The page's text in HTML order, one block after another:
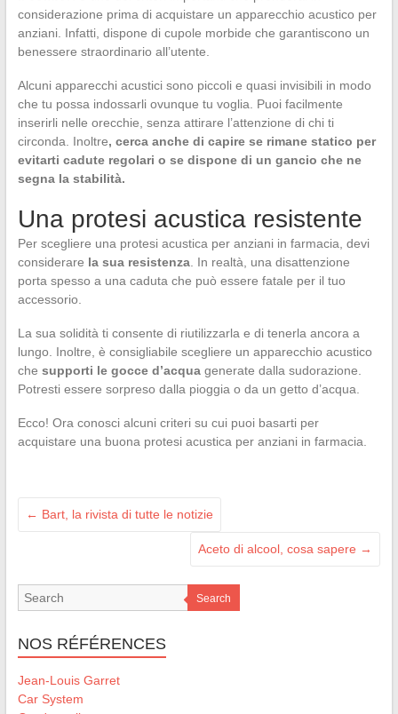
considerazione prima di acquistare un apparecchio acustico per
anziani. Infatti, dispone di cupole morbide che garantiscono un
benessere straordinario all’utente.
Alcuni apparecchi acustici sono piccoli e quasi invisibili in modo
che tu possa indossarli ovunque tu voglia. Puoi facilmente
inserirli nelle orecchie, senza attirare l’attenzione di chi ti
circonda. Inoltre, cerca anche di capire se rimane statico per
evitarti cadute regolari o se dispone di un gancio che ne
segna la stabilità.
Una protesi acustica resistente
Per scegliere una protesi acustica per anziani in farmacia, devi
considerare la sua resistenza. In realtà, una disattenzione
porta spesso a una caduta che può essere fatale per il tuo
accessorio.
La sua solidità ti consente di riutilizzarla e di tenerla ancora a
lungo. Inoltre, è consigliabile scegliere un apparecchio acustico
che supporti le gocce d’acquagenerate dalla sudorazione.
Potresti essere sorpreso dalla pioggia o da un getto d’acqua.
Ecco! Ora conosci alcuni criteri su cui puoi basarti per
acquistare una buona protesi acustica per anziani in farmacia.
← Bart, la rivista di tutte le notizie
Aceto di alcool, cosa sapere →
Search
NOS RÉFÉRENCES
Jean-Louis Garret
Car System